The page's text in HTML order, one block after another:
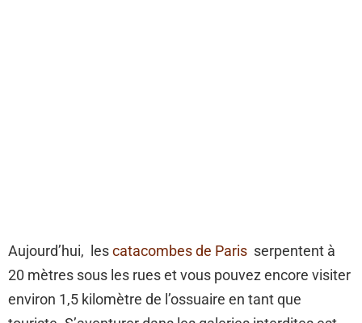
Aujourd’hui, lescatacombes de Paris serpentent à
20 mètres sous les rues et vous pouvez encore visiter
environ 1,5 kilomètre de l’ossuaire en tant que